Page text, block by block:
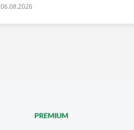
06.08.2026
PREMIUM